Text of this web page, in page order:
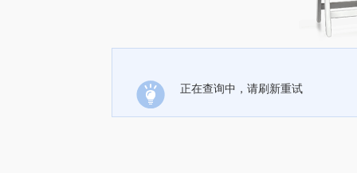
正在查询中，请刷新重试